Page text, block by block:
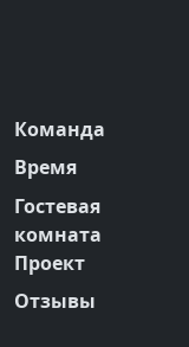
Команда
Время
Гостевая
комната
Проект
Отзывы